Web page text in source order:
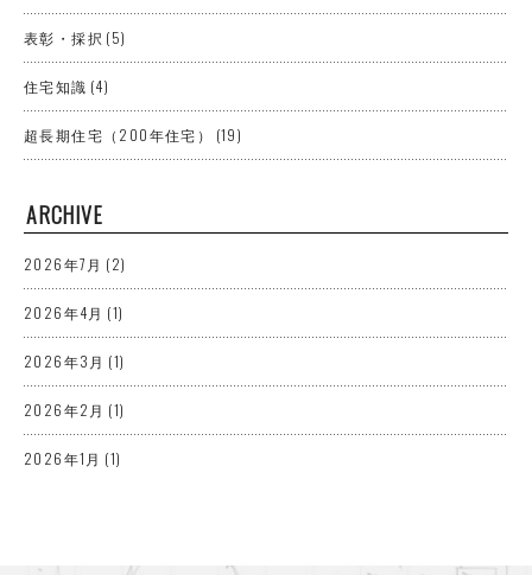
表彰・採択 (5)
住宅知識 (4)
超長期住宅（200年住宅） (19)
ARCHIVE
2026年7月 (2)
2026年4月 (1)
2026年3月 (1)
2026年2月 (1)
2026年1月 (1)